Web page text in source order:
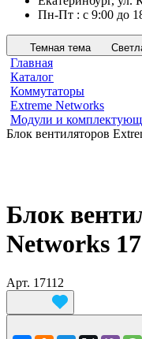
Пн-Пт : с 9:00 до
Темная тема
Главная
Каталог
Коммутаторы
Extreme Networks
Модули и
Блок вентиляторов
Блок
Networks
Арт. 17112